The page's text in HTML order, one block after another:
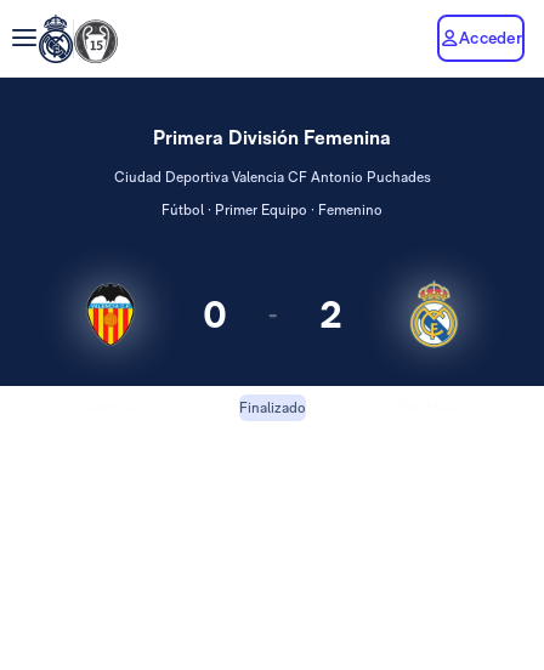
Acceder
Primera División Femenina
Ciudad Deportiva Valencia CF Antonio Puchades
Fútbol · Primer Equipo · Femenino
0 - 2
Finalizado